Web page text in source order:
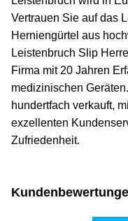
Vertrauen Sie auf das
Herniengürtel aus
Leistenbruch Slip
Firma mit 20 Jahren
medizinischen
hundertfach verkauft,
exzellenten
Zufriedenheit.